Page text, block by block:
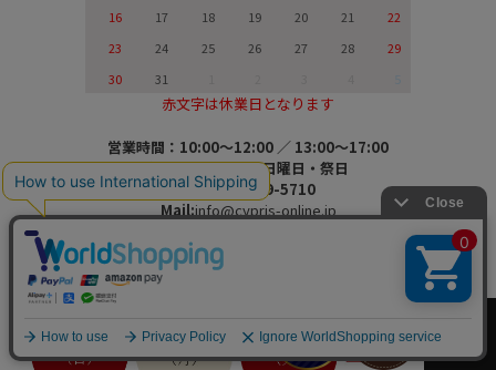
16
17 18 19 20 21
22
23
24 25 26 27 28
29
30
31
赤文字は休業日となります
営業時間：10:00～12:00 ／ 13:00～17:00
休業日：土曜日・日曜日・祭日
TEL:03-6659-5710
Mail:info@cypris-online.jp
夏季休業のお知らせ